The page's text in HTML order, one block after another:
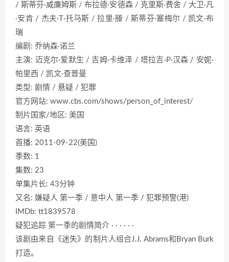
/ 斯蒂芬·威廉姆斯 / 布拉德·安德森 / 克里斯·费舍 / 大卫·凡
·安肯 / 杰夫·T·托马斯 / 拉里·滕 / 斯蒂芬·塞梅尔 / 凯文·布
瑞
编剧: 乔纳森·诺兰
主演: 迈克尔·爱默生 / 吉姆·卡维泽 / 塔拉吉·P·汉森 / 安妮·
帕里西 / 凯文·查普曼
类型: 剧情 / 悬疑 / 犯罪
官方网站: www.cbs.com/shows/person_of_interest/
制片国家/地区: 美国
语言: 英语
首播: 2011-09-22(美国)
季数: 1
集数: 23
单集片长: 43分钟
又名: 嫌疑人 第一季 / 意中人 第一季 / 犯罪预警(港)
IMDb: tt1839578
疑犯追踪 第一季的剧情简介 · · · · · ·
该剧由来自《迷失》的制片人组合J.J. Abrams和Bryan Burk
打造。